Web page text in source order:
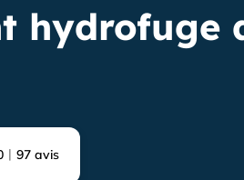
hydrofuge
97 avis